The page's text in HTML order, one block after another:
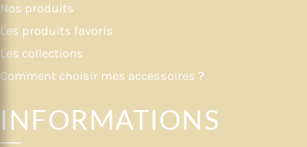
Nos produits
Les produits favoris
Les collections
Comment choisir mes accessoires ?
INFORMATIONS